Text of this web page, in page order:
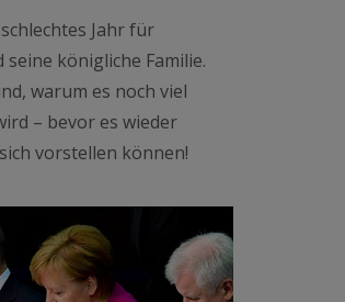
Jahr für
königliche Familie.
warum es noch viel
– bevor es wieder
vorstellen können!